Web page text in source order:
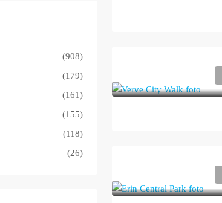
(908)
(179)
(161)
(155)
(118)
(26)